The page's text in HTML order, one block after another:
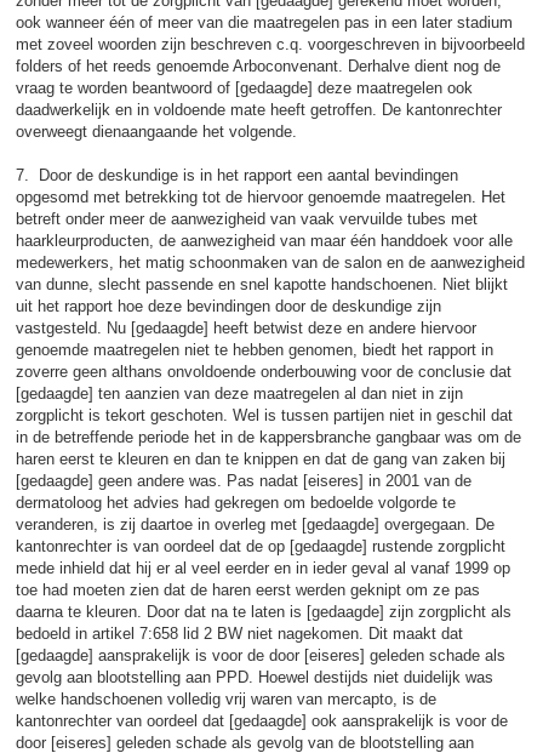
ook wanneer één of meer van die maatregelen pas in een later stadium
met zoveel woorden zijn beschreven c.q. voorgeschreven in bijvoorbeeld
folders of het reeds genoemde Arboconvenant. Derhalve dient nog de
vraag te worden beantwoord of [gedaagde] deze maatregelen ook
daadwerkelijk en in voldoende mate heeft getroffen. De kantonrechter
overweegt dienaangaande het volgende.
7. Door de deskundige is in het rapport een aantal bevindingen
opgesomd met betrekking tot de hiervoor genoemde maatregelen. Het
betreft onder meer de aanwezigheid van vaak vervuilde tubes met
haarkleurproducten, de aanwezigheid van maar één handdoek voor alle
medewerkers, het matig schoonmaken van de salon en de aanwezigheid
van dunne, slecht passende en snel kapotte handschoenen. Niet blijkt
uit het rapport hoe deze bevindingen door de deskundige zijn
vastgesteld. Nu [gedaagde] heeft betwist deze en andere hiervoor
genoemde maatregelen niet te hebben genomen, biedt het rapport in
zoverre geen althans onvoldoende onderbouwing voor de conclusie dat
[gedaagde] ten aanzien van deze maatregelen al dan niet in zijn
zorgplicht is tekort geschoten. Wel is tussen partijen niet in geschil dat
in de betreffende periode het in de kappersbranche gangbaar was om de
haren eerst te kleuren en dan te knippen en dat de gang van zaken bij
[gedaagde] geen andere was. Pas nadat [eiseres] in 2001 van de
dermatoloog het advies had gekregen om bedoelde volgorde te
veranderen, is zij daartoe in overleg met [gedaagde] overgegaan. De
kantonrechter is van oordeel dat de op [gedaagde] rustende zorgplicht
mede inhield dat hij er al veel eerder en in ieder geval al vanaf 1999 op
toe had moeten zien dat de haren eerst werden geknipt om ze pas
daarna te kleuren. Door dat na te laten is [gedaagde] zijn zorgplicht als
bedoeld in artikel 7:658 lid 2 BW niet nagekomen. Dit maakt dat
[gedaagde] aansprakelijk is voor de door [eiseres] geleden schade als
gevolg aan blootstelling aan PPD. Hoewel destijds niet duidelijk was
welke handschoenen volledig vrij waren van mercapto, is de
kantonrechter van oordeel dat [gedaagde] ook aansprakelijk is voor de
door [eiseres] geleden schade als gevolg van de blootstelling aan